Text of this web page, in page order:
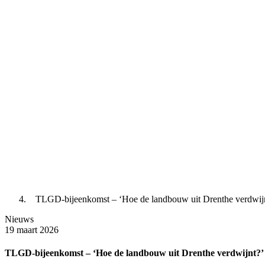
TLGD-bijeenkomst – ‘Hoe de landbouw uit Drenthe
Nieuws
19 maart 2026
TLGD-bijeenkomst – ‘Hoe de landbouw uit Drenthe verdwijnt?’